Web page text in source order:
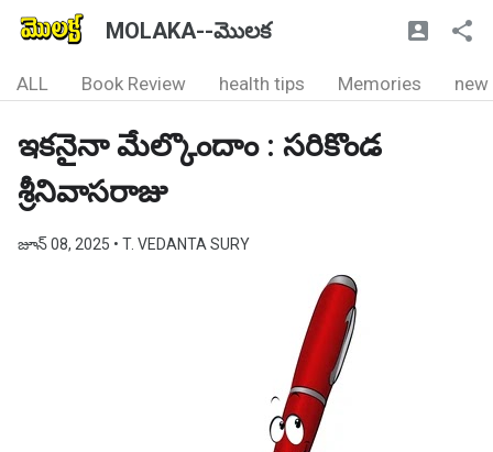
MOLAKA--మొలక
ALL Book Review health tips Memories new
ఇకనైనా మేల్కొందాం : సరికొండ
శ్రీనివాసరాజు
జూన్ 08, 2025 • T. VEDANTA SURY